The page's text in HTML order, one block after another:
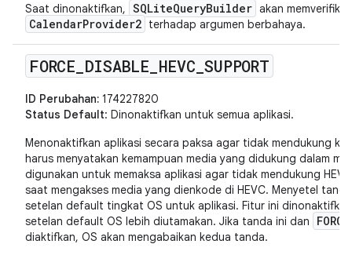
Saat dinonaktifkan, SQLiteQueryBuilder akan
CalendarProvider2 terhadap argumen berbahaya.
FORCE DISABLE HEVC _SUPPORT
ID Perubahan: 174227820
Status Default: Dinonaktifkan untuk semua aplikasi.
Menonaktifkan aplikasi secara paksa agar tidak mendukung
harus menyatakan kemampuan media yang didukung dalam
digunakan untuk memaksa aplikasi agar tidak mendukung
saat mengakses media yang dienkode di HEVC. Menyetel
setelan default tingkat OS untuk aplikasi. Fitur ini
setelan default OS lebih diutamakan. Jika tanda ini dan
diaktifkan, OS akan mengabaikan kedua tanda.